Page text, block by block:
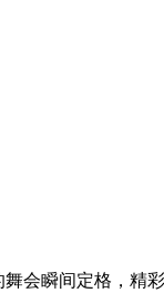
会瞬间定格，精